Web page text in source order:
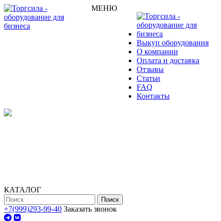
МЕНЮ
Выкуп оборудования
О компании
Оплата и доставка
Отзывы
Статьи
FAQ
Контакты
КАТАЛОГ
Поиск
+7(999)293-99-40 Заказать звонок